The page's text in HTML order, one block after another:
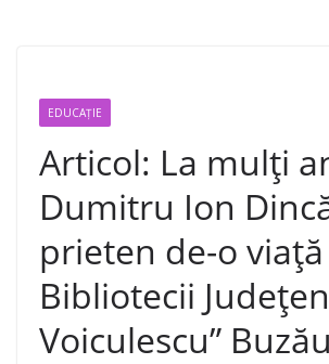
EDUCAȚIE
Articol: La mulți
Dumitru Ion
prieten de-o
Bibliotecii
Voiculescu” Buzău